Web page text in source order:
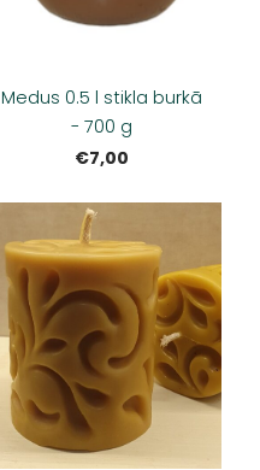
Medus 0.5 l stikla burkā
- 700 g
€7,00